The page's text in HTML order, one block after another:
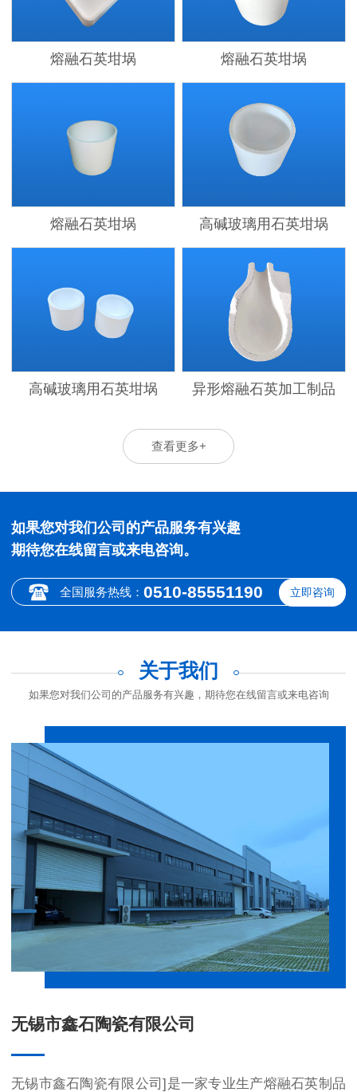
熔融石英坩埚 熔融石英坩埚
熔融石英坩埚 高碱玻璃用石英坩埚
高碱玻璃用石英坩埚 异形熔融石英加工制品
查看更多+
如果您对我们公司的产品服务有兴趣
期待您在线留言或来电咨询。
全国服务热线： 0510-85551190 立即咨询
关于我们
如果您对我们公司的产品服务有兴趣，期待您在线留言或来电咨询
无锡市鑫石陶瓷有限公司
无锡市鑫石陶瓷有限公司]是一家专业生产熔融石英制品